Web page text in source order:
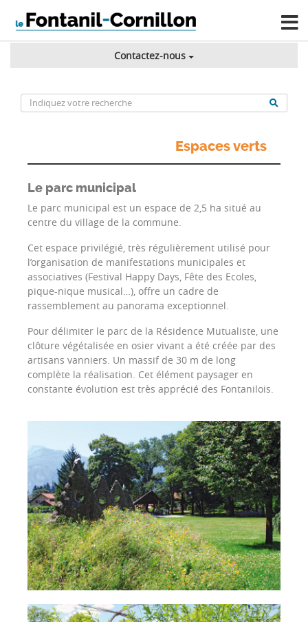
Contactez-nous
Espaces verts
Le parc municipal
Le parc municipal est un espace de 2,5 ha situé au
centre du village de la commune.
Cet espace privilégié, très régulièrement utilisé pour
l’organisation de manifestations municipales et
associatives (Festival Happy Days, Fête des Ecoles,
pique-nique musical…), offre un cadre de
rassemblement au panorama exceptionnel.
Pour délimiter le parc de la Résidence Mutualiste, une
clôture végétalisée en osier vivant a été créée par des
artisans vanniers. Un massif de 30 m de long
complète la réalisation. Cet élément paysager en
constante évolution est très apprécié des Fontanilois.